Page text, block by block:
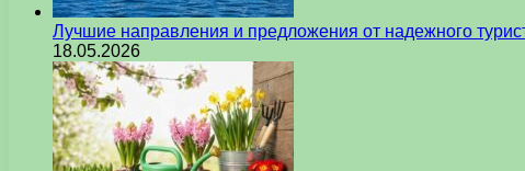
Лучшие направления и предложения от надежного
18.05.2026